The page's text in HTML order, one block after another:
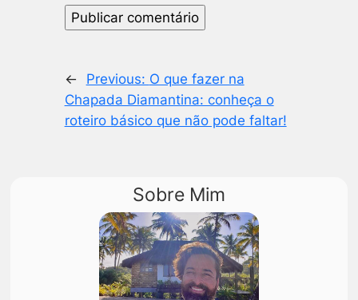
← Previous: O que fazer na
Chapada Diamantina: conheça o
roteiro básico que não pode faltar!
Sobre Mim